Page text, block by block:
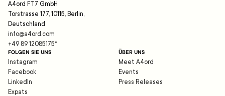
A4ord FT7 GmbH
Torstrasse 177, 10115, Berlin,
Deutschland
info@a4ord.com
+49 89 12085175*
FOLGEN SIE UNS
Instagram
Facebook
LinkedIn
Expats
ÜBER UNS
Meet A4ord
Events
Press Releases